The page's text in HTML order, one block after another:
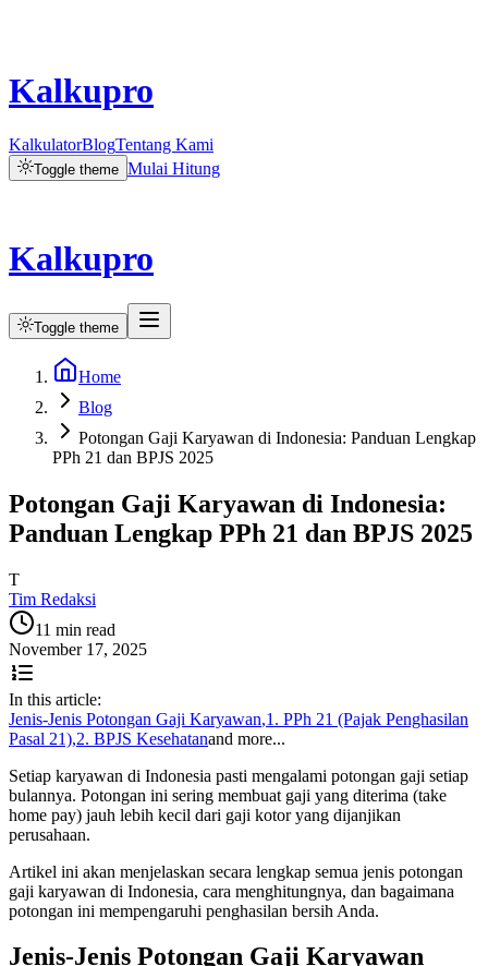
Kalkupro
KalkulatorBlogTentang Kami
Toggle theme Mulai Hitung
Kalkupro
Toggle theme
Home
Blog
Potongan Gaji Karyawan di Indonesia: Panduan Lengkap
PPh 21 dan BPJS 2025
Potongan Gaji Karyawan di Indonesia:
Panduan Lengkap PPh 21 dan BPJS 2025
T
Tim Redaksi
11 min read
November 17, 2025
In this article:
Jenis-Jenis Potongan Gaji Karyawan,1. PPh 21 (Pajak Penghasilan
Pasal 21),2. BPJS Kesehatanand more...
Setiap karyawan di Indonesia pasti mengalami potongan gaji setiap
bulannya. Potongan ini sering membuat gaji yang diterima (take
home pay) jauh lebih kecil dari gaji kotor yang dijanjikan
perusahaan.
Artikel ini akan menjelaskan secara lengkap semua jenis potongan
gaji karyawan di Indonesia, cara menghitungnya, dan bagaimana
potongan ini mempengaruhi penghasilan bersih Anda.
Jenis-Jenis Potongan Gaji Karyawan